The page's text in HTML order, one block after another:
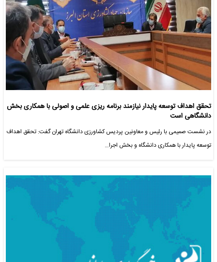
تحقق اهداف توسعه پایدار نیازمند برنامه ریزی علمی و اصولی با همکاری بخش
دانشگاهی است
در نشست صمیمی با رئیس و معاونین پردیس کشاورزی دانشگاه تهران گفت: تحقق اهداف
توسعه پایدار با همکاری دانشگاه و بخش اجرا…